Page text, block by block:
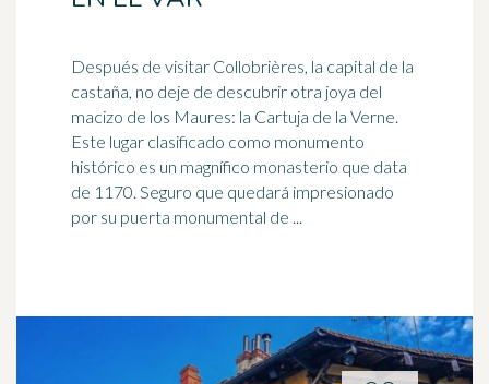
Después de visitar Collobrières, la capital de la
castaña, no deje de descubrir otra joya del
macizo de los Maures: la Cartuja de la Verne.
Este lugar clasificado como monumento
histórico es un magnífico monasterio que data
de 1170. Seguro que quedará impresionado
por su puerta monumental de ...